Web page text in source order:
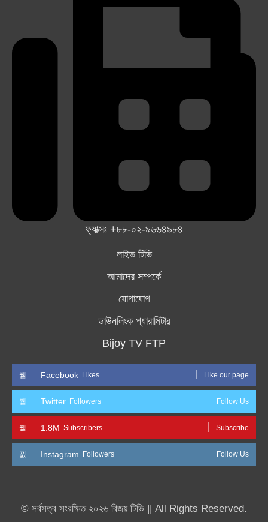
ফ্যাক্সঃ +৮৮-০২-৯৬৬৪৯৮৪
লাইভ টিভি
আমাদের সম্পর্কে
যোগাযোগ
ডাউনলিংক প্যারামিটার
Bijoy TV FTP
Facebook Likes Like our page
Twitter Followers Follow Us
1.8M Subscribers Subscribe
Instagram Followers Follow Us
© সর্বসত্ব সংরক্ষিত ২০২৬ বিজয় টিভি || All Rights Reserved.